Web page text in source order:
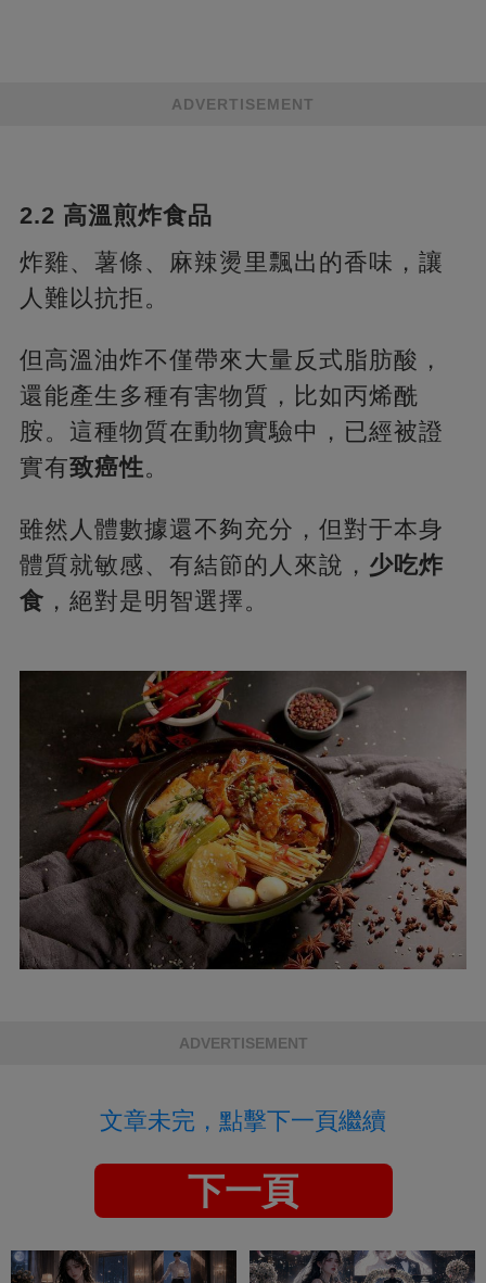
ADVERTISEMENT
2.2 高溫煎炸食品
炸雞、薯條、麻辣燙里飄出的香味，讓
人難以抗拒。
但高溫油炸不僅帶來大量反式脂肪酸，
還能產生多種有害物質，比如丙烯酰
胺。這種物質在動物實驗中，已經被證
實有致癌性。
雖然人體數據還不夠充分，但對于本身
體質就敏感、有結節的人來說， 少吃炸
食 ，絕對是明智選擇。
ADVERTISEMENT
文章未完，點擊下一頁繼續
下一頁